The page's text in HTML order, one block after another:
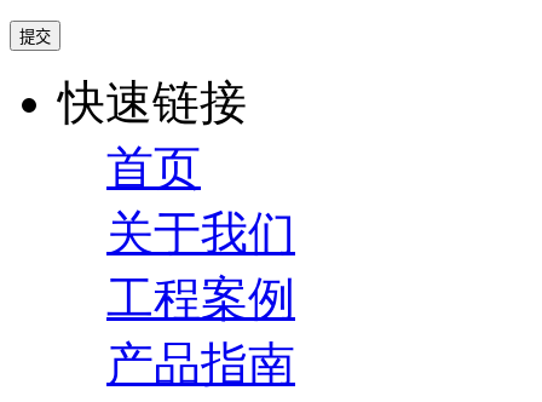
快速链接
首页
关于我们
工程案例
产品指南